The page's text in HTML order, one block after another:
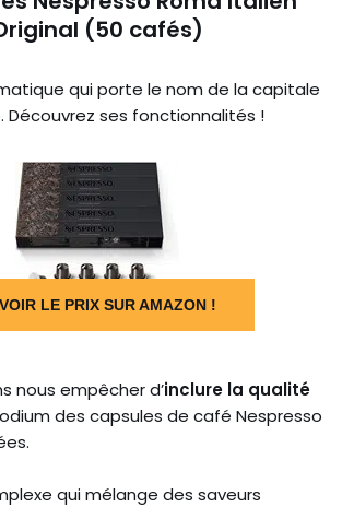
(50 cafés)
qui porte le nom de la capitale
Découvrez ses fonctionnalités !
VOIR LE PRIX SUR AMAZON !
nous empêcher d’inclure la qualité
des capsules de café Nespresso
qui mélange des saveurs